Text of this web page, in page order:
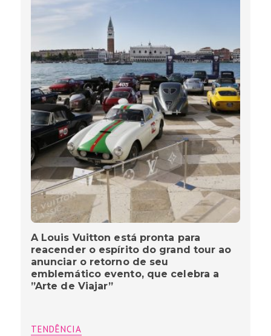
A Louis Vuitton está pronta para
reacender o espírito do grand tour ao
anunciar o retorno de seu
emblemático evento, que celebra a
”Arte de Viajar”
TENDÊNCIA